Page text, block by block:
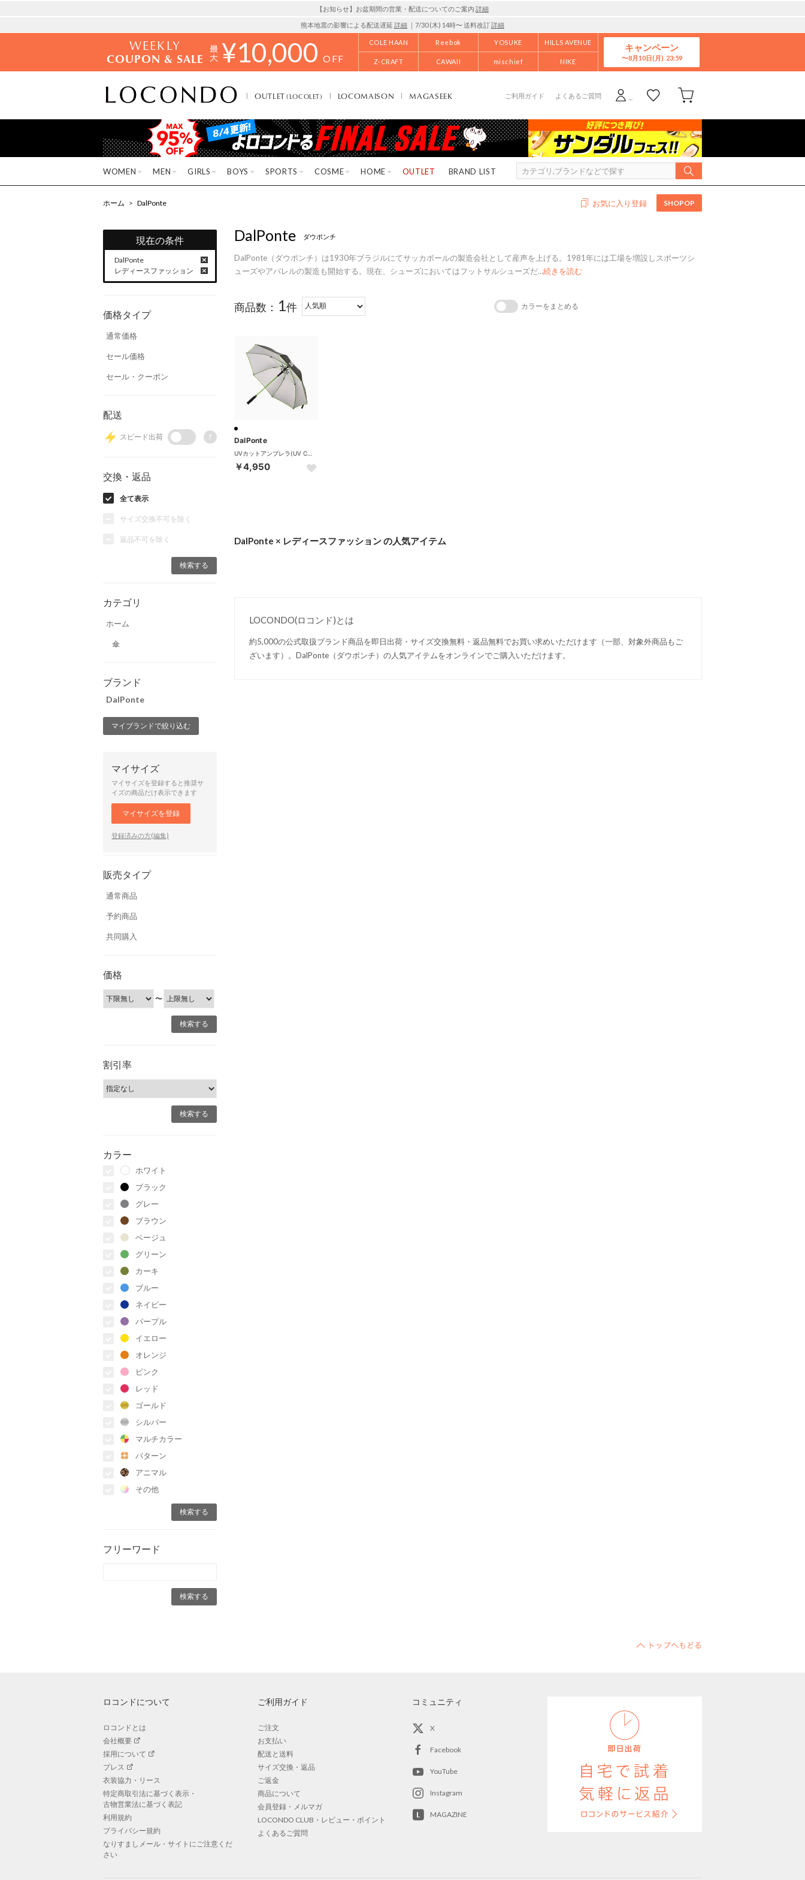
【お知らせ】お盆期間の営業・配送についてのご案内 詳細
熊本地震の影響による配送遅延 詳細 ｜7/30 (木) 14時〜 送料改訂詳細
WEEKLY
COUPON & SALE ¥10,000 OFF
COLE HAAN Reebok YOSUKE HILLS AVENUE
Z-CRAFT CAWAII mischief NIKE
キャンペーン
8月10日(月)
OUTLET(LOCOLET) LOCOMAISON MAGASEEK ご利用ガイド よくあるご質問
WOMEN MEN GIRLS BOYS SPORTS COSME HOME OUTLET BRAND LIST
ホーム > DalPonte お気に入り登録 SHOPOP
現在の条件
DalPonte
レディースファッション
価格タイプ
通常価格
セール価格
セール・クーポン
配送
スピード出荷 ?
交換・返品
全て表示
サイズ交換不可を除く
返品不可を除く
カテゴリ
ホーム
傘
ブランド
DalPonte
マイブランドで絞り込む
マイサイズ
マイサイズを登録すると推奨サ
イズの商品だけ表示できます
マイサイズを登録
登録済みの方(編集)
販売タイプ
通常商品
予約商品
共同購入
価格
〜
割引率
カラー
ホワイト
ブラック
グレー
ブラウン
ベージュ
グリーン
カーキ
ブルー
ネイビー
パープル
イエロー
オレンジ
ピンク
レッド
ゴールド
シルバー
マルチカラー
パターン
アニマル
その他
フリーワード
DalPonte ダウポンチ
DalPonte（ダウポンチ）は1930年ブラジルにてサッカボールの製造会社として産声を上げる。1981年には工場を増設しスポーツシ
ューズやアパレルの製造も開始する。現在、シューズにおいてはフットサルシューズだ…続きを読む
商品数： 1件 カラーをまとめる
DalPonte
￥4,950
DalPonte × レディースファッション の人気アイテム
LOCONDO(ロコンド)とは
約5,000の公式取扱ブランド商品を即日出荷・サイズ交換無料・返品無料でお買い求めいただけます（一部、対象外商品もご
ざいます）。DalPonte（ダウポンチ）の人気アイテムをオンラインでご購入いただけます。
ロコンドについて
ロコンドとは
会社概要
採用について
プレス
衣装協力・リース
特定商取引法に基づく表示・
古物営業法に基づく表記
利用規約
プライバシー規約
なりすましメール・サイトにご注意くだ
さい
ご利用ガイド
ご注文
お支払い
配送と送料
サイズ交換・返品
ご返金
商品について
会員登録・メルマガ
LOCONDO CLUB・レビュー・ポイント
よくあるご質問
コミュニティ
X
Facebook
YouTube
Instagram
MAGAZINE